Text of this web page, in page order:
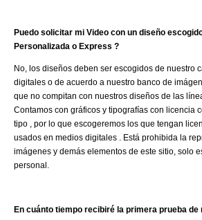
Puedo solicitar mi Video con un diseño
Personalizada o Express ?
No, los diseños deben ser escogidos de nuestro
digitales o de acuerdo a nuestro banco de
que no compitan con nuestros diseños de las
Contamos con gráficos y tipografías con licencia
tipo , por lo que escogeremos los que tengan
usados en medios digitales . Está prohibida la
imágenes y demás elementos de este sitio, solo
personal.
En cuánto tiempo recibiré la primera prueba de